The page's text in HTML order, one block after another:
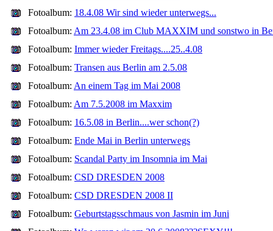
Fotoalbum: 18.4.08 Wir sind wieder unterwegs...
Fotoalbum: Am 23.4.08 im Club MAXXIM und sonstwo in
Fotoalbum: Immer wieder Freitags....25..4.08
Fotoalbum: Transen aus Berlin am 2.5.08
Fotoalbum: An einem Tag im Mai 2008
Fotoalbum: Am 7.5.2008 im Maxxim
Fotoalbum: 16.5.08 in Berlin....wer schon(?)
Fotoalbum: Ende Mai in Berlin unterwegs
Fotoalbum: Scandal Party im Insomnia im Mai
Fotoalbum: CSD DRESDEN 2008
Fotoalbum: CSD DRESDEN 2008 II
Fotoalbum: Geburtstagsschmaus von Jasmin im Juni